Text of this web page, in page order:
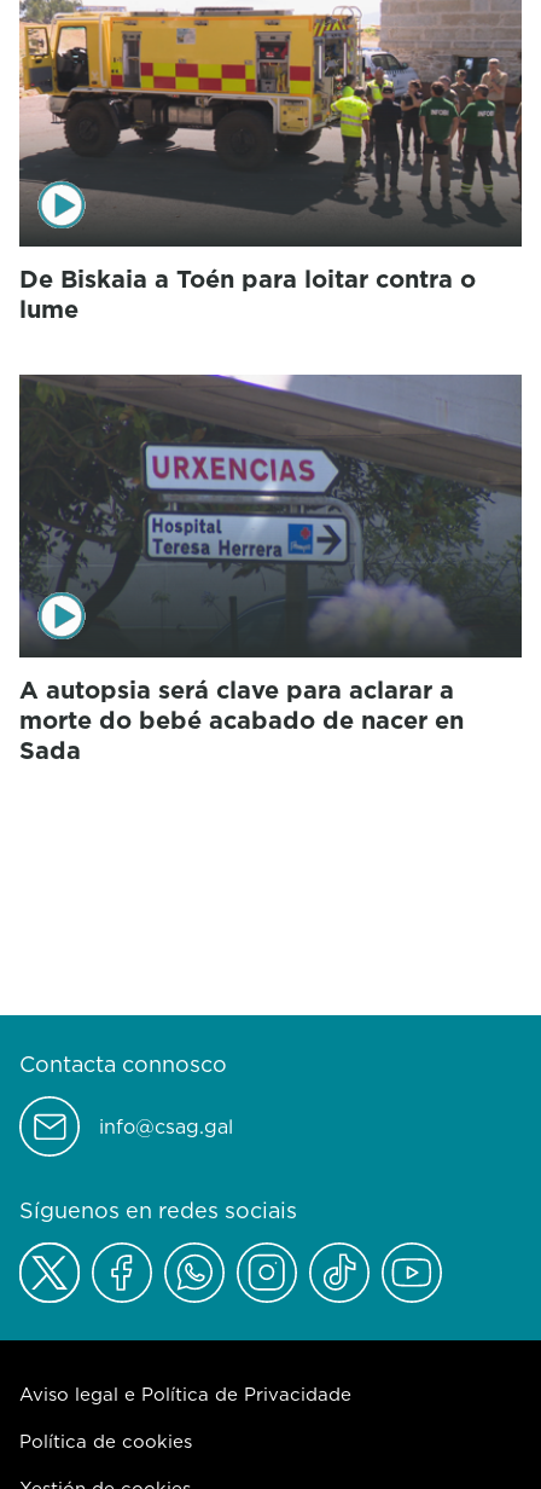
De Biskaia a Toén para loitar contra o
lume
A autopsia será clave para aclarar a
morte do bebé acabado de nacer en
Sada
Contacta connosco
info@csag.gal
Síguenos en redes sociais
Aviso legal e Política de Privacidade
Política de cookies